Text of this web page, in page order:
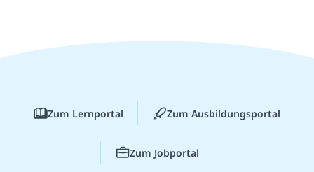
Zum Lernportal Zum Ausbildungsportal
Zum Jobportal